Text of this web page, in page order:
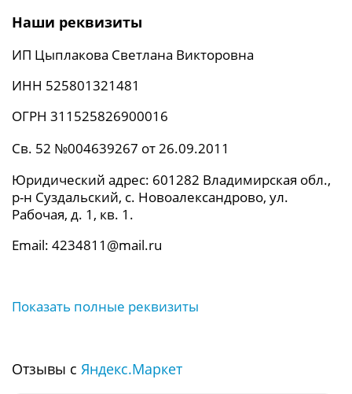
Наши реквизиты
ИП Цыплакова Светлана Викторовна
ИНН 525801321481
ОГРН 311525826900016
Св. 52 №004639267 от 26.09.2011
Юридический адрес: 601282 Владимирская обл.,
р-н Суздальский, с. Новоалександрово, ул.
Рабочая, д. 1, кв. 1.
Email: 4234811@mail.ru
Показать полные реквизиты
Отзывы с Яндекс.Маркет